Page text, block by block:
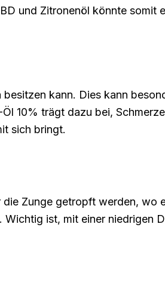
und Zitronenöl könnte somit
kann. Dies kann
10% trägt dazu bei,
sich bringt.
Zunge getropft werden, wo
ist, mit einer niedrigen